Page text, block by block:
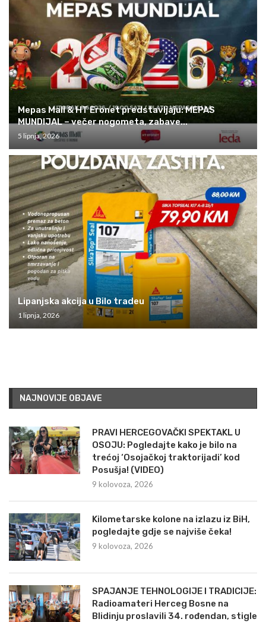
Mepas Mall & HT Eronet predstavljaju: MEPAS
MUNDIJAL – večer nogometa, zabave...
5 lipnja, 2026
Lipanjska akcija u Bilo tradeu
1 lipnja, 2026
NAJNOVIJE OBJAVE
PRAVI HERCEGOVAČKI SPEKTAKL U
OSOJU: Pogledajte kako je bilo na
trećoj ‘Osojačkoj traktorijadi’ kod
Posušja! (VIDEO)
9 kolovoza, 2026
Kilometarske kolone na izlazu iz BiH,
pogledajte gdje se najviše čeka!
9 kolovoza, 2026
SPAJANJE TEHNOLOGIJE I TRADICIJE:
Radioamateri Herceg Bosne na
Blidinju proslavili 34. rođendan, stigle